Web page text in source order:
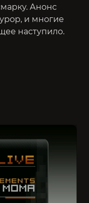
Анонс
и многие
наступило.